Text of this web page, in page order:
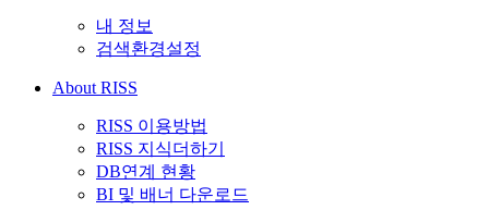
내 정보
검색환경설정
About RISS
RISS 이용방법
RISS 지식더하기
DB연계 현황
BI 및 배너 다운로드